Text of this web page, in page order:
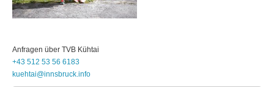
Anfragen über TVB Kühtai
+43 512 53 56 6183
kuehtai@innsbruck.info